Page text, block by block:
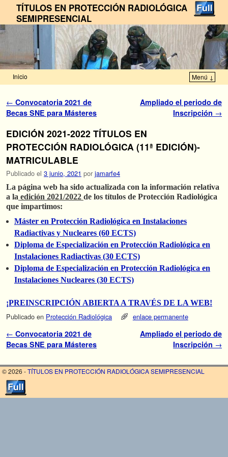
TÍTULOS EN PROTECCIÓN RADIOLÓGICA
SEMIPRESENCIAL
Inicio Menú ↓
Navegador de artículos
← Convocatoria 2021 de
Becas SNE para Másteres
Ampliado el periodo de
Inscripción →
EDICIÓN 2021-2022 TÍTULOS EN
PROTECCIÓN RADIOLÓGICA (11ª EDICIÓN)-
MATRICULABLE
Publicado el 3 junio, 2021 por jamarfe4
La página web ha sido actualizada con la información relativa
a la edición 2021/2022 de los títulos de Protección Radiológica
que impartimos:
Máster en Protección Radiológica en Instalaciones
Radiactivas y Nucleares (60 ECTS)
Diploma de Especialización en Protección Radiológica en
Instalaciones Radiactivas (30 ECTS)
Diploma de Especialización en Protección Radiológica en
Instalaciones Nucleares (30 ECTS)
¡PREINSCRIPCIÓN ABIERTA A TRAVÉS DE LA WEB!
Publicado en Protección Radiológica enlace permanente
Navegador de artículos
← Convocatoria 2021 de
Becas SNE para Másteres
Ampliado el periodo de
Inscripción →
© 2026 -TÍTULOS EN PROTECCIÓN RADIOLÓGICA SEMIPRESENCIAL